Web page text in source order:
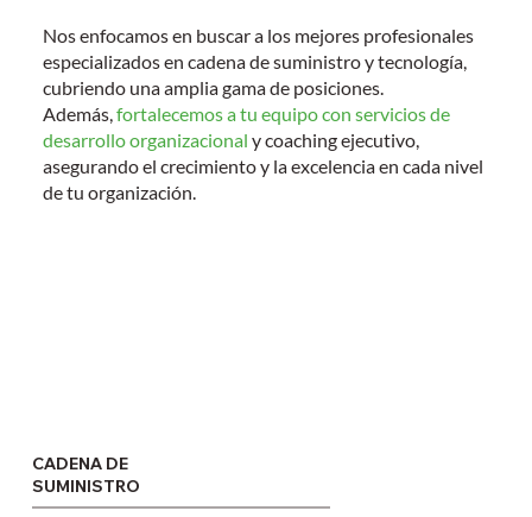
Nos enfocamos en buscar a los mejores profesionales
especializados en cadena de suministroy tecnología,
cubriendo una amplia gama de posiciones.
Además,fortalecemos a tu equipo con servicios de
desarrollo organizacional y coaching ejecutivo,
asegurando el crecimiento y la excelencia en cada nivel
de tu organización.
CADENA DE
SUMINISTRO